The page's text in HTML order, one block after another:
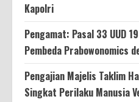
Kapolri
Pengamat: Pasal 33 UUD
Pembeda Prabowonomics
Pengajian Majelis Taklim
Singkat Perilaku Manusia